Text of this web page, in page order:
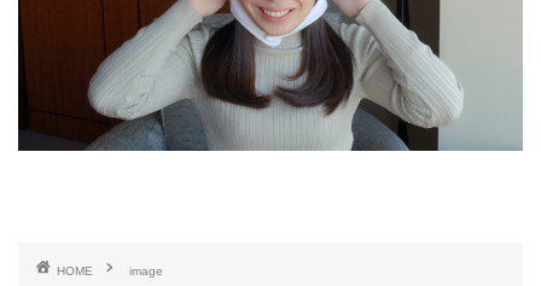
HOME image